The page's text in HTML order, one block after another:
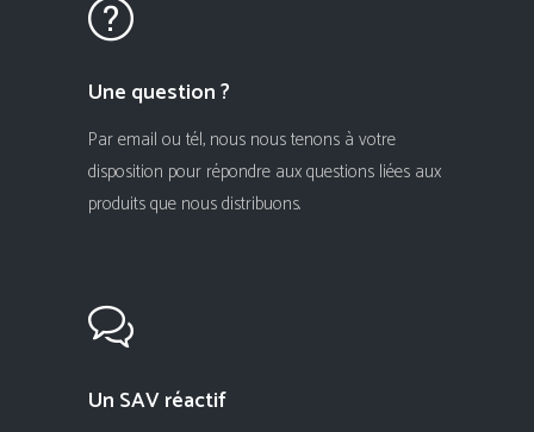
Une question ?
Par email ou tél, nous nous tenons à votre
disposition pour répondre aux questions liées aux
produits que nous distribuons.
Un SAV réactif